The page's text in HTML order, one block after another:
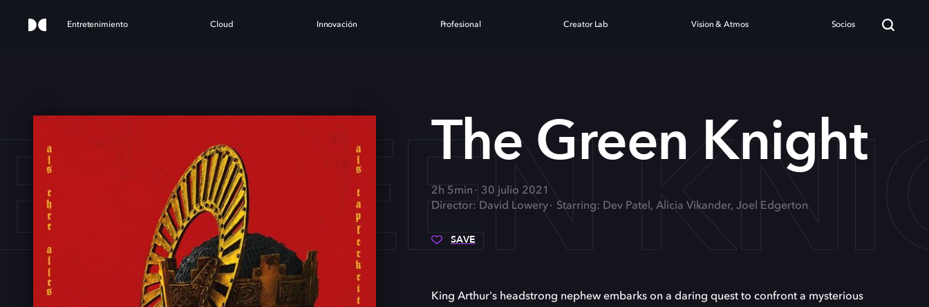
Entretenimiento Cloud Innovación Profesional Creator Lab Vision & Atmos Socios
GREENThe Green Knight
2h 5min
30 julio 2021
Director: David Lowery
Starring: Dev Patel, Alicia Vikander, Joel Edgerton
SAVE
King Arthur's headstrong nephew embarks on a daring quest to confront a mysterious